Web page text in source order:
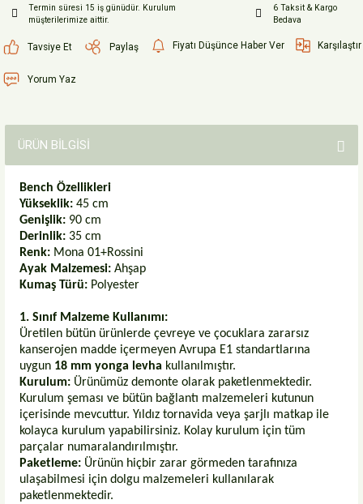
Termin süresi 15 iş günüdür. Kurulum
müşterilerimize aittir.
6 Taksit & Kargo
Bedava
Tavsiye Et Paylaş Fiyatı Düşünce Haber Ver Karşılaştır
Yorum Yaz
ÜRÜN BİLGİSİ
Bench Özellikleri
Yükseklik: 45 cm
Genişlik: 90 cm
Derinlik: 35 cm
Renk: Mona 01+Rossini
Ayak Malzemesi: Ahşap
Kumaş Türü: Polyester
1. Sınıf Malzeme Kullanımı:
Üretilen bütün ürünlerde çevreye ve çocuklara zararsız
kanserojen madde içermeyen Avrupa E1 standartlarına
uygun 18 mm yonga levha kullanılmıştır.
Kurulum: Ürünümüz demonte olarak paketlenmektedir.
Kurulum şeması ve bütün bağlantı malzemeleri kutunun
içerisinde mevcuttur. Yıldız tornavida veya şarjlı matkap ile
kolayca kurulum yapabilirsiniz. Kolay kurulum için tüm
parçalar numaralandırılmıştır.
Paketleme: Ürünün hiçbir zarar görmeden tarafınıza
ulaşabilmesi için dolgu malzemeleri kullanılarak
paketlenmektedir.